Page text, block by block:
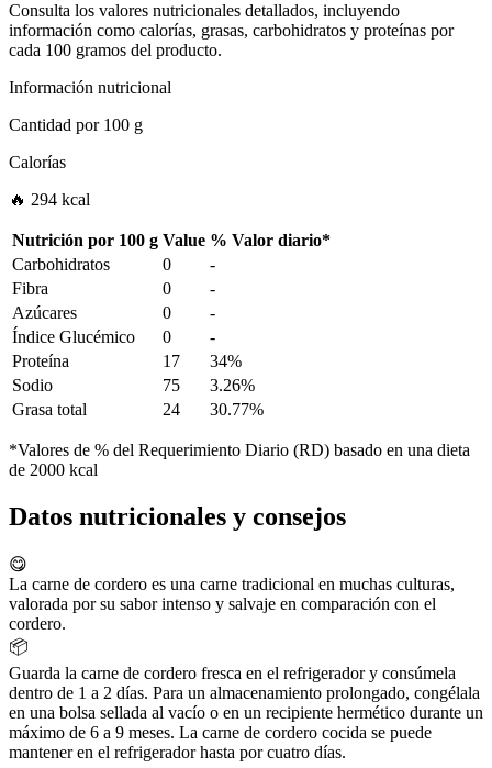
Consulta los valores nutricionales detallados, incluyendo
información como calorías, grasas, carbohidratos y proteínas por
cada 100 gramos del producto.
Información nutricional
Cantidad por100 g
Calorías
🔥 294 kcal
Nutrición por 100 g Value % Valor diario*
Carbohidratos
0
-
Fibra
0
-
Azúcares
0
-
Índice Glucémico
0
-
Proteína
17
34%
Sodio
75
3.26%
Grasa total
24 30.77%
*Valores de % del Requerimiento Diario (RD) basado en una dieta
de 2000 kcal
Datos nutricionales y consejos
😋
La carne de cordero es una carne tradicional en muchas culturas,
valorada por su sabor intenso y salvaje en comparación con el
cordero.
📦
Guarda la carne de cordero fresca en el refrigerador y consúmela
dentro de 1 a 2 días. Para un almacenamiento prolongado, congélala
en una bolsa sellada al vacío o en un recipiente hermético durante un
máximo de 6 a 9 meses. La carne de cordero cocida se puede
mantener en el refrigerador hasta por cuatro días.